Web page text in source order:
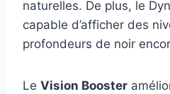
naturelles. De plus, le
capable d’afficher des
profondeurs de noir
Le Vision Booster